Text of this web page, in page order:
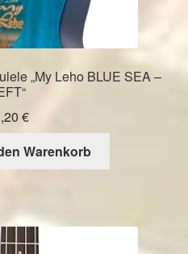
„My Leho BLUE SEA –
€
Warenkorb